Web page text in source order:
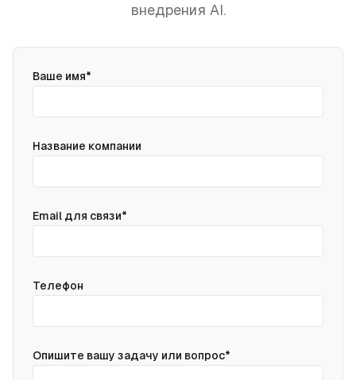
внедрения AI.
Ваше имя*
Название компании
Email для связи*
Телефон
Опишите вашу задачу или вопрос*